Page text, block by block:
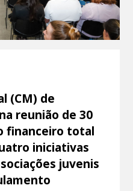
(CM) de
reunião de 30
financeiro total
iniciativas
juvenis